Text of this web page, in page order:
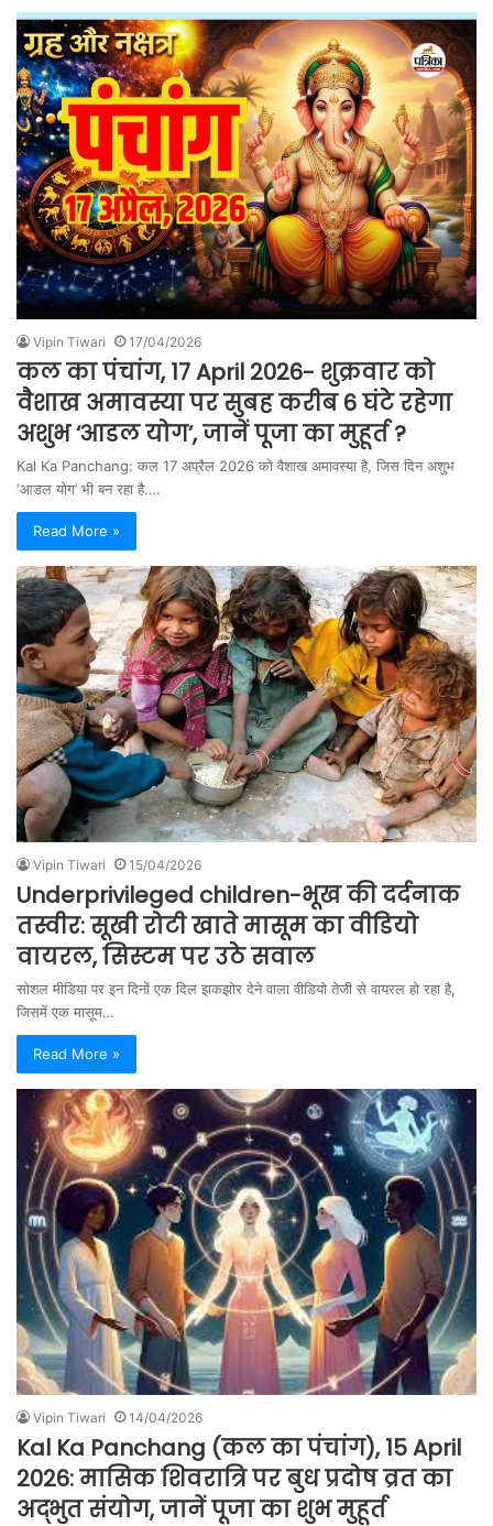
Vipin Tiwari 17/04/2026
कल का पंचांग, 17 April 2026- शुक्रवार को
वैशाख अमावस्या पर सुबह करीब 6 घंटे रहेगा
अशुभ ‘आडल योग’, जानें पूजा का मुहूर्त ?
Kal Ka Panchang: कल 17 अप्रैल 2026 को वैशाख अमावस्या है, जिस दिन अशुभ
‘आडल योग’ भी बन रहा है.…
Read More »
Vipin Tiwari 15/04/2026
Underprivileged children-भूख की दर्दनाक
तस्वीर: सूखी रोटी खाते मासूम का वीडियो
वायरल, सिस्टम पर उठे सवाल
सोशल मीडिया पर इन दिनों एक दिल झकझोर देने वाला वीडियो तेजी से वायरल हो रहा है,
जिसमें एक मासूम…
Read More »
Vipin Tiwari 14/04/2026
Kal Ka Panchang (कल का पंचांग), 15 April
2026: मासिक शिवरात्रि पर बुध प्रदोष व्रत का
अद्भुत संयोग, जानें पूजा का शुभ मुहूर्त